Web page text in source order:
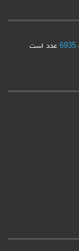
6935 عدد است